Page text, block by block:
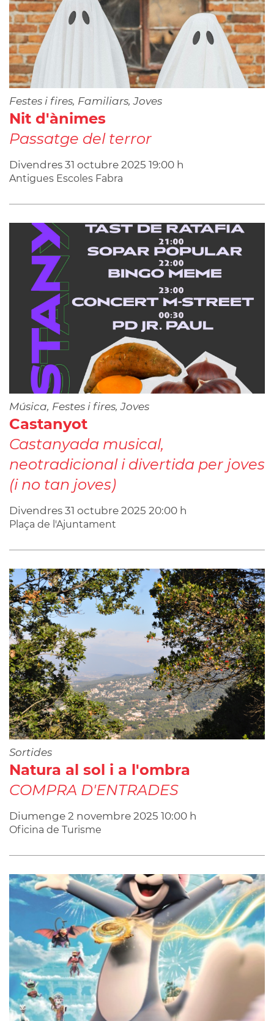
Festes i fires, Familiars, Joves
Nit d'ànimes
Passatge del terror
Divendres 31 octubre 2025 19:00 h
Antigues Escoles Fabra
Música, Festes i fires, Joves
Castanyot
Castanyada musical,
neotradicional i divertida per joves
(i no tan joves)
Divendres 31 octubre 2025 20:00 h
Plaça de l'Ajuntament
Sortides
Natura al sol i a l'ombra
COMPRA D'ENTRADES
Diumenge 2 novembre 2025 10:00 h
Oficina de Turisme